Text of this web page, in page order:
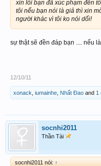
xin lỗi bạn đã xúc phạm đến
tôi nếu bạn nói là giả thì xin
người khác vì tôi ko nói dối!
sự thật sẽ đền đáp bạn .... nếu
12/10/11
xonack iumainhe Nhất Đao and 1
socnhi2011
Thần Tài
socnhi2011 nói: ↑